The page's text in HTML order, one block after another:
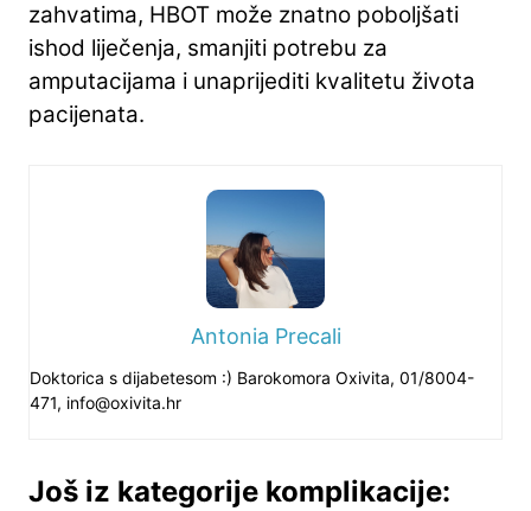
zahvatima, HBOT može znatno poboljšati
ishod liječenja, smanjiti potrebu za
amputacijama i unaprijediti kvalitetu života
pacijenata.
Antonia Precali
Doktorica s dijabetesom :) Barokomora Oxivita, 01/8004-
471, info@oxivita.hr
Još iz kategorije komplikacije: